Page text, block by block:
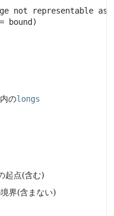
not representable as
bound)
内のlongs
起点(含む)
界(含まない)